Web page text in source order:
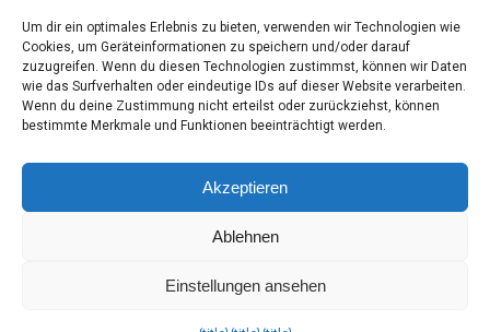
Tester-Paradies
Produkttests und Alltag
Um dir ein optimales Erlebnis zu bieten, verwenden wir Technologien wie
Cookies, um Geräteinformationen zu speichern und/oder darauf
zuzugreifen. Wenn du diesen Technologien zustimmst, können wir Daten
wie das Surfverhalten oder eindeutige IDs auf dieser Website verarbeiten.
Wenn du deine Zustimmung nicht erteilst oder zurückziehst, können
bestimmte Merkmale und Funktionen beeinträchtigt werden.
Akzeptieren
Ablehnen
Einstellungen ansehen
Die mobile Version verlassen
saisonale produkteemissionen beeinflussen. Yonah